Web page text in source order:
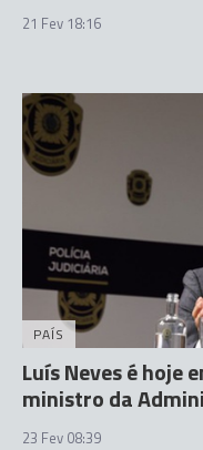
21 Fev 18:16
PAÍS
Luís Neves é hoje
ministro da
23 Fev 08:39